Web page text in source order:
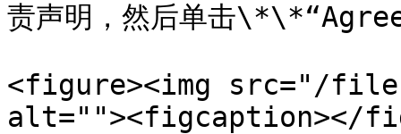
责声明，然后单击
<figure><img src="/files/
alt=""><figcaption></